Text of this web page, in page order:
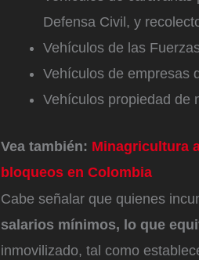
Defensa Civil, y
Vehículos de las
Vehículos de empresas
Vehículos propiedad de
Vea también: Minagricultura
bloqueos en Colombia
Cabe señalar que quienes
salarios mínimos, lo que
inmovilizado, tal como